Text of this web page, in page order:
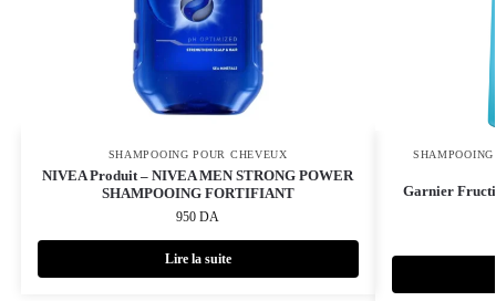
SHAMPOOING POUR CHEVEUX
NIVEA Produit – NIVEA MEN STRONG POWER
SHAMPOOING FORTIFIANT
950DA
Lire la suite
Garnier